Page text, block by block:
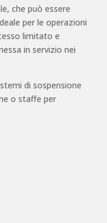
che può essere
per le operazioni
limitato e
in servizio nei
di sospensione
o staffe per